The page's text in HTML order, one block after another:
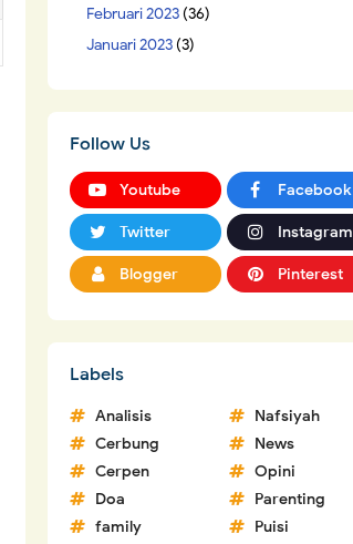
Februari 2023(36)
Januari 2023(3)
Follow Us
Youtube Facebook
Twitter Instagram
Blogger Pinterest
Labels
Analisis
Cerbung
Cerpen
Doa
family
Nafsiyah
News
Opini
Parenting
Puisi